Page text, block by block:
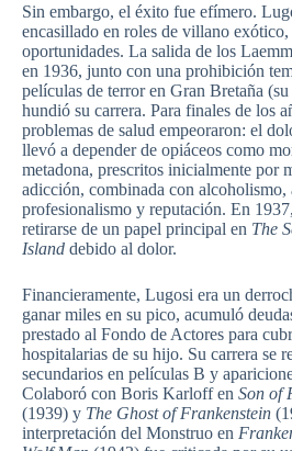
Sin embargo, el éxito fue efímero.
encasillado en roles de villano
oportunidades. La salida de los
en 1936, junto con una prohibición
películas de terror en Gran Bretaña
hundió su carrera. Para finales de los
problemas de salud empeoraron: el
llevó a depender de opiáceos como
metadona, prescritos inicialmente por
adicción, combinada con alcoholismo,
profesionalismo y reputación. En
retirarse de un papel principal en The
Island debido al dolor.
Financieramente, Lugosi era un
ganar miles en su pico, acumuló
prestado al Fondo de Actores para
hospitalarias de su hijo. Su carrera se
secundarios en películas B y
Colaboró con Boris Karloff en Son of
(1939) y The Ghost of Frankenstein
interpretación del Monstruo en